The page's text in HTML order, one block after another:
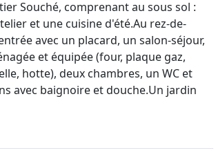
Souché, comprenant au sous sol :
et une cuisine d'été.Au rez-de-
avec un placard, un salon-séjour,
et équipée (four, plaque gaz,
hotte), deux chambres, un WC et
avec baignoire et douche.Un jardin